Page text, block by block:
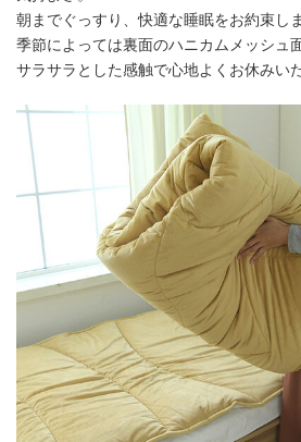
朝までぐっすり、快適な睡眠をお約束しま
季節によっては裏面のハニカムメッシュ
サラサラとした感触で心地よくお休みい